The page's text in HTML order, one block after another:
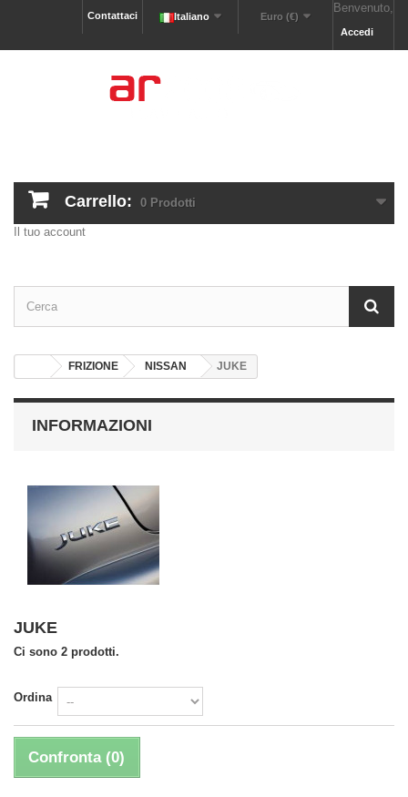
Benvenuto,
Accedi
Euro (€)
Italiano
Contattaci
Carrello: 0 Prodotti
Il tuo account
FRIZIONE NISSAN JUKE
INFORMAZIONI
JUKE
Ci sono 2 prodotti.
Ordina
Confronta (0)